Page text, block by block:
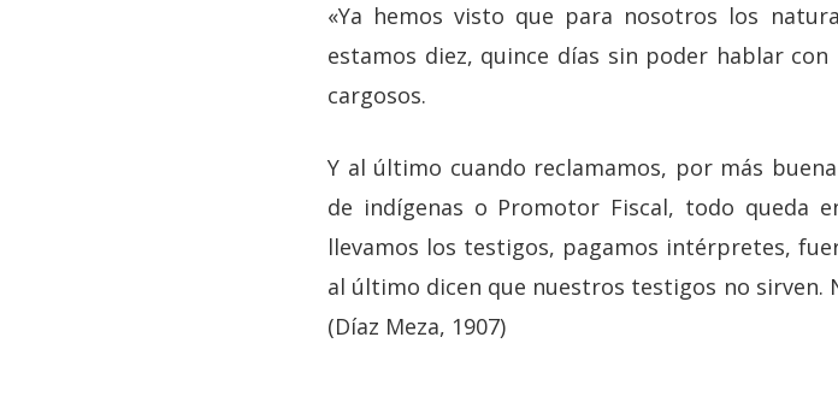
«Ya hemos visto que para nosotros los
estamos diez, quince días sin poder hablar
cargosos.
Y al último cuando reclamamos, por más
de indígenas o Promotor Fiscal, todo queda
llevamos los testigos, pagamos intérpretes,
al último dicen que nuestros testigos no
(Díaz Meza, 1907)